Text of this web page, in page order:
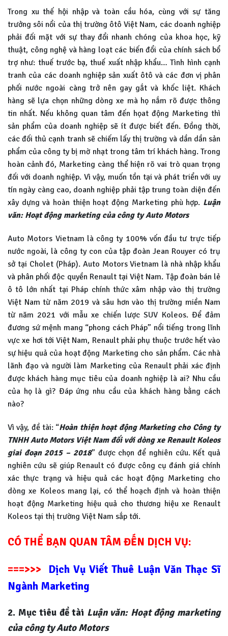
Trong xu thế hội nhập và toàn cầu hóa, cùng với sự tăng
trưởng sôi nổi của thị trường ôtô Việt Nam, các doanh nghiệp
phải đối mặt với sự thay đổi nhanh chóng của khoa học, kỹ
thuật, công nghệ và hàng loạt các biến đổi của chính sách bổ
trợ như: thuế trước bạ, thuế xuất nhập khẩu… Tình hình cạnh
tranh của các doanh nghiệp sản xuất ôtô và các đơn vị phân
phối nước ngoài càng trở nên gay gắt và khốc liệt. Khách
hàng sẽ lựa chọn những dòng xe mà họ nắm rõ được thông
tin nhất. Nếu không quan tâm đến họat động Marketing thì
sản phẩm của doanh nghiệp sẽ ít được biết đến. Đồng thời,
các đối thủ cạnh tranh sẽ chiếm lấy thị trường và dần dần sản
phẩm của công ty bị mờ nhạt trong tâm trí khách hàng. Trong
hoàn cảnh đó, Marketing càng thể hiện rõ vai trò quan trọng
đối với doanh nghiệp. Vì vậy, muốn tồn tại và phát triển với uy
tín ngày càng cao, doanh nghiệp phải tập trung toàn diện đến
xây dựng và hoàn thiện hoạt động Marketing phù hợp. Luận
văn: Hoạt động marketing của công ty Auto Motors
Auto Motors Vietnam là công ty 100% vốn đầu tư trực tiếp
nước ngoài, là công ty con của tập đoàn Jean Rouyer có trụ
sở tại Cholet (Pháp). Auto Motors Vietnam là nhà nhập khẩu
và phân phối độc quyền Renault tại Việt Nam. Tập đoàn bán lẻ
ô tô lớn nhất tại Pháp chính thức xâm nhập vào thị trường
Việt Nam từ năm 2019 và sâu hơn vào thị trường miền Nam
từ năm 2021 với mẫu xe chiến lược SUV Koleos. Để đảm
đương sứ mệnh mang “phong cách Pháp” nổi tiếng trong lĩnh
vực xe hơi tới Việt Nam, Renault phải phụ thuộc trước hết vào
sự hiệu quả của hoạt động Marketing cho sản phẩm. Các nhà
lãnh đạo và người làm Marketing của Renault phải xác định
được khách hàng mục tiêu của doanh nghiệp là ai? Nhu cầu
của họ là gì? Đáp ứng nhu cầu của khách hàng bằng cách
nào?
Vì vậy, đề tài: “Hoàn thiện hoạt động Marketing cho Công ty
TNHH Auto Motors Việt Nam đối với dòng xe Renault Koleos
giai đoạn 2015 – 2018” được chọn để nghiên cứu. Kết quả
nghiên cứu sẽ giúp Renault có được công cụ đánh giá chính
xác thực trạng và hiệu quả các hoạt động Marketing cho
dòng xe Koleos mang lại, có thể hoạch định và hoàn thiện
hoạt động Marketing hiệu quả cho thương hiệu xe Renault
Koleos tại thị trường Việt Nam sắp tới.
CÓ THỂ BẠN QUAN TÂM ĐẾN DỊCH VỤ:
===>>>
Dịch Vụ Viết Thuê Luận Văn Thạc Sĩ
Ngành Marketing
2. Mục tiêu đề tài Luận văn: Hoạt động marketing
của công ty Auto Motors